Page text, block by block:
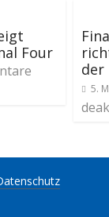
Four
der
5.